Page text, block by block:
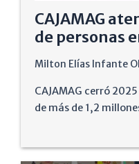
CAJAMAG
de personas
Milton Elías Infante
CAJAMAG cerró
de más de 1,2